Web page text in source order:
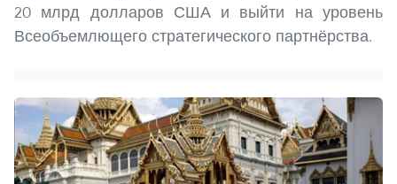
20 млрд долларов США и выйти на уровень
Всеобъемлющего стратегического партнёрства.